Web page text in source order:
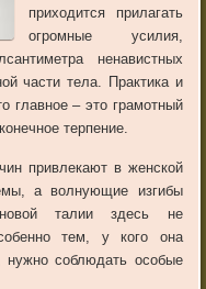
приходится прилагать
огромные усилия,
ненавистных
части тела. Практика и
главное – это грамотный
терпение.
привлекают в женской
а волнующие изгибы
талии здесь не
тем, у кого она
нужно соблюдать особые